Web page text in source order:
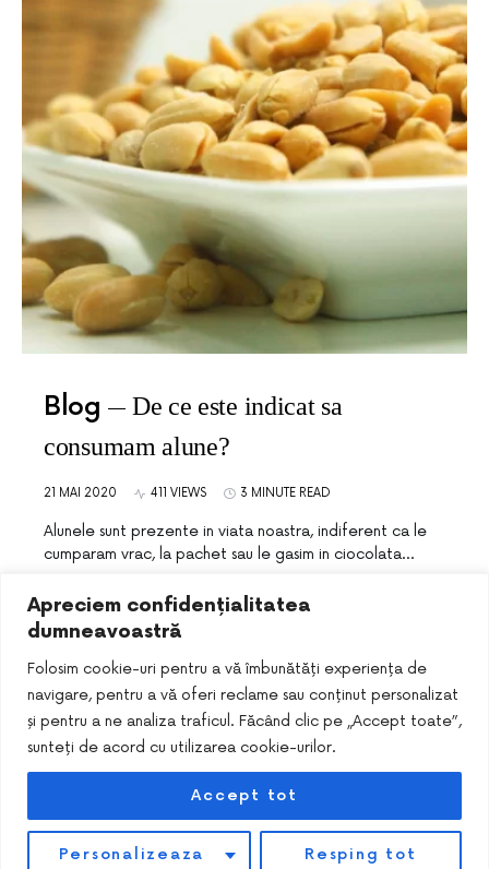
Apreciem confidențialitatea
dumneavoastră
Folosim cookie-uri pentru a vă îmbunătăți experiența de
navigare, pentru a vă oferi reclame sau conținut personalizat
și pentru a ne analiza traficul. Făcând clic pe „Accept toate”,
sunteți de acord cu utilizarea cookie-urilor.
Personalizeaza Resping tot
Accept tot
Blog
De ce este indicat sa
consumam alune?
21 MAI 2020 411 VIEWS 3 MINUTE READ
Alunele sunt prezente in viata noastra, indiferent ca le
cumparam vrac, la pachet sau le gasim in ciocolata…
DESIGNED & DEVELOPED BYSMART SEO PACK